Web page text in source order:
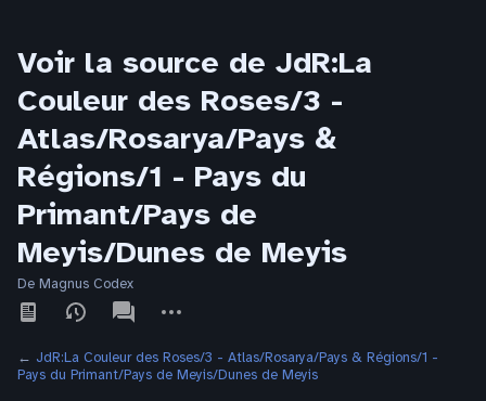
Voir la source de JdR:La
Couleur des Roses/3 -
Atlas/Rosarya/Pays &
Régions/1 - Pays du
Primant/Pays de
Meyis/Dunes de Meyis
De Magnus Codex
Affichages
associated-
pages
actions
← JdR:La Couleur des Roses/3 - Atlas/Rosarya/Pays & Régions/1 -
Pays du Primant/Pays de Meyis/Dunes de Meyis